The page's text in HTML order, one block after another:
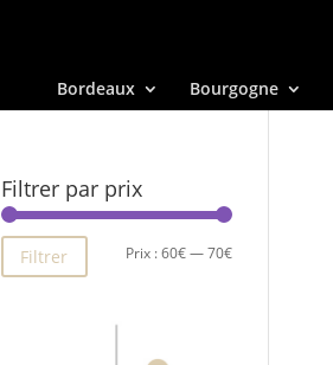
Bordeaux Bourgogne
Filtrer par prix
Prix
Prix
Filtrer Prix :60€—70€